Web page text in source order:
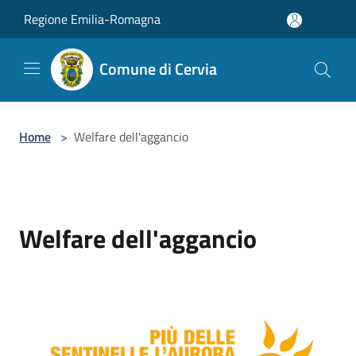
Regione Emilia-Romagna
Comune di Cervia
Home > Welfare dell'aggancio
Welfare dell'aggancio